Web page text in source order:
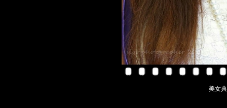
美女